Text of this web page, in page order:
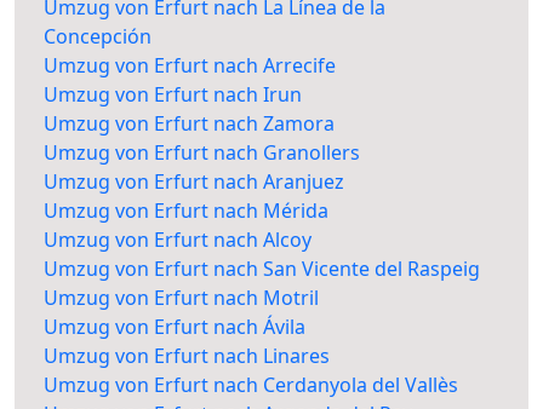
Umzug von Erfurt nach La Línea de la
Concepción
Umzug von Erfurt nach Arrecife
Umzug von Erfurt nach Irun
Umzug von Erfurt nach Zamora
Umzug von Erfurt nach Granollers
Umzug von Erfurt nach Aranjuez
Umzug von Erfurt nach Mérida
Umzug von Erfurt nach Alcoy
Umzug von Erfurt nach San Vicente del Raspeig
Umzug von Erfurt nach Motril
Umzug von Erfurt nach Ávila
Umzug von Erfurt nach Linares
Umzug von Erfurt nach Cerdanyola del Vallès